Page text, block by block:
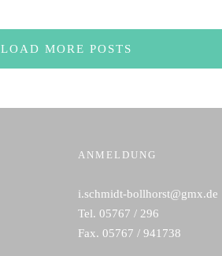
LOAD MORE POSTS
ANMELDUNG
i.schmidt-bollhorst@gmx.de
Tel. 05767 / 296
Fax. 05767 / 941738